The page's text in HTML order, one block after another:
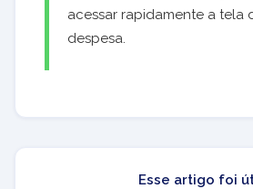
acessar rapidamente a tela
despesa.
Esse artigo foi